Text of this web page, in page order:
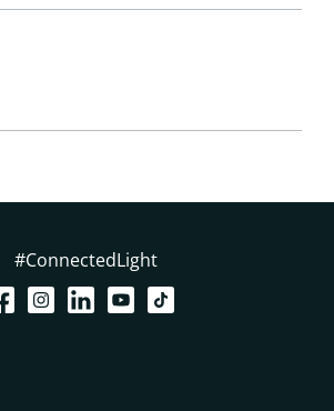
#ConnectedLight